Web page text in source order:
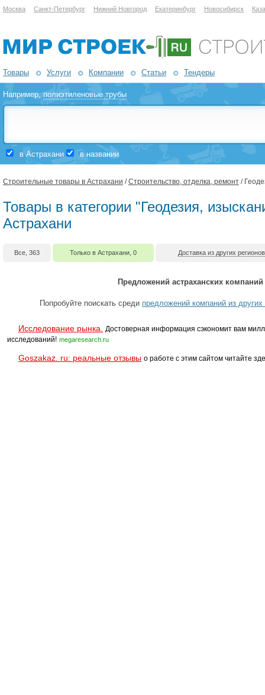
Москва Санкт-Петербург Нижний Новгород Екатеринбург Новосибирск
Товары Услуги Компании Статьи Тендеры
Например,полиэтиленовые трубы
в Астрахани в названии
Строительные товары в Астрахани /Строительство, отделка, ремонт /
Товары в категории "Геодезия,
Астрахани
Все, 363 Только в Астрахани, 0 Доставка из других
Предложений астраханских
Попробуйте поискать среди предложений компаний из
Исследование рынка.
Достоверная информация сэкономит вам
исследований! megaresearch.ru
Goszakaz. ru: реальные отзывы о работе с этим сайтом читайте